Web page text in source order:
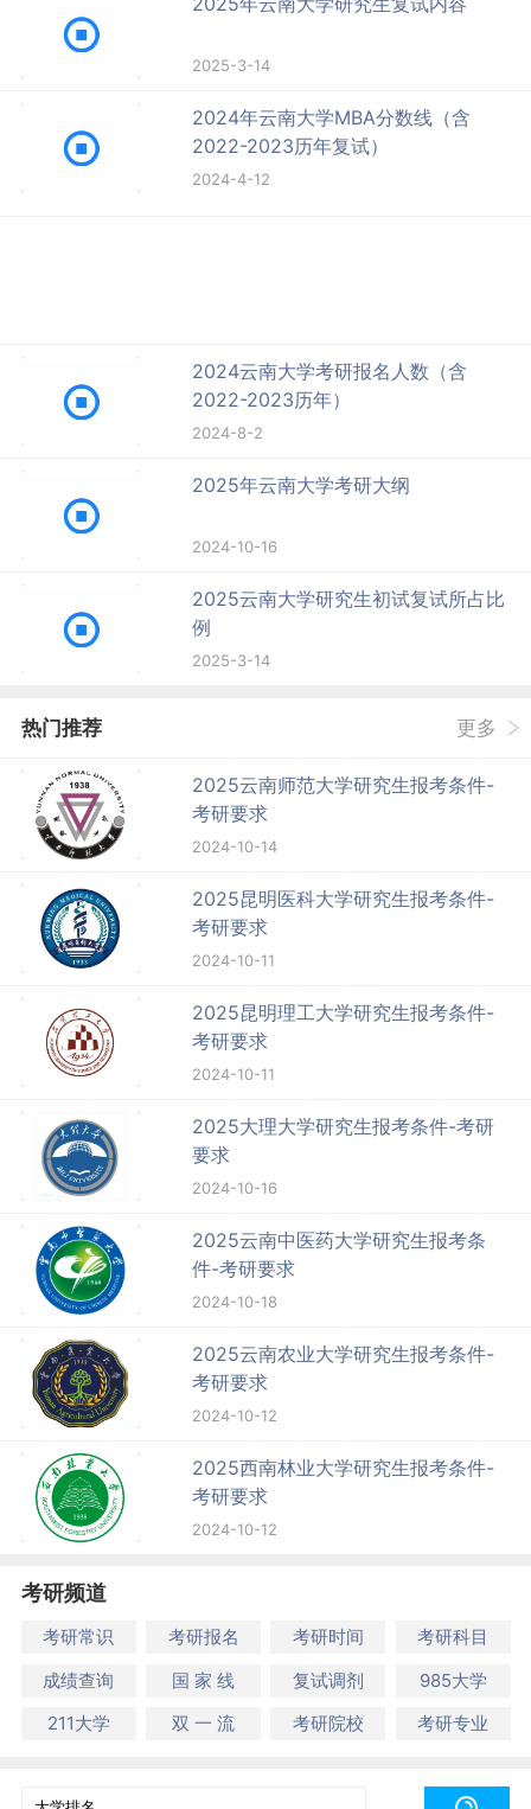
2025-3-14
2024年云南大学MBA分数线（含
2022-2023历年复试）
2024-4-12
2024云南大学考研报名人数（含
2022-2023历年）
2024-8-2
2025年云南大学考研大纲
2024-10-16
2025云南大学研究生初试复试所占比
例
2025-3-14
热门推荐 更多
2025云南师范大学研究生报考条件-
考研要求
2024-10-14
2025昆明医科大学研究生报考条件-
考研要求
2024-10-11
2025昆明理工大学研究生报考条件-
考研要求
2024-10-11
2025大理大学研究生报考条件-考研
要求
2024-10-16
2025云南中医药大学研究生报考条
件-考研要求
2024-10-18
2025云南农业大学研究生报考条件-
考研要求
2024-10-12
2025西南林业大学研究生报考条件-
考研要求
2024-10-12
考研频道
考研常识 考研报名 考研时间
考研科目
成绩查询
国 家 线 复试调剂
985大学
211大学
双 一 流 考研院校 考研专业